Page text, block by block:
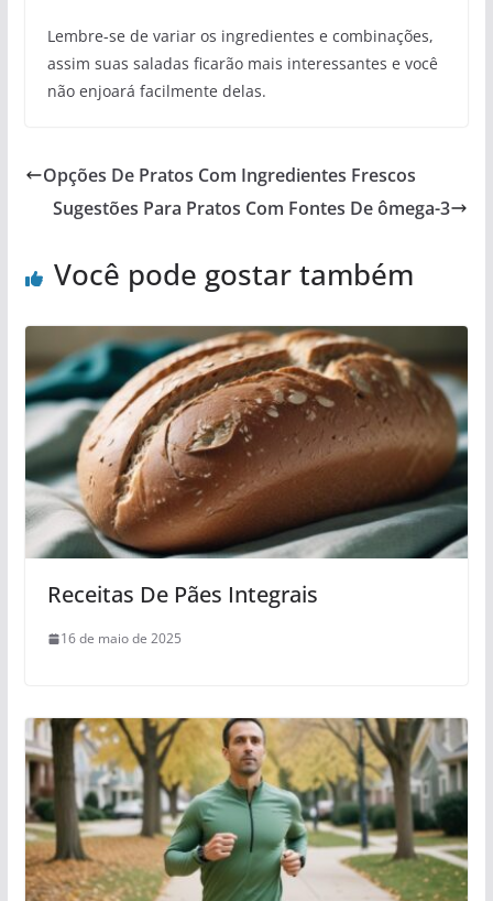
Lembre-se de variar os ingredientes e combinações,
assim suas saladas ficarão mais interessantes e você
não enjoará facilmente delas.
Opções De Pratos Com Ingredientes Frescos
Sugestões Para Pratos Com Fontes De ômega-3
Você pode gostar também
Receitas De Pães Integrais
16 de maio de 2025